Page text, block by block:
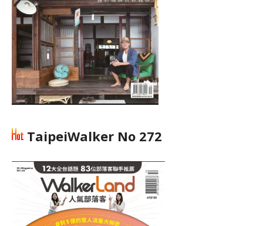
TaipeiWalker No 272